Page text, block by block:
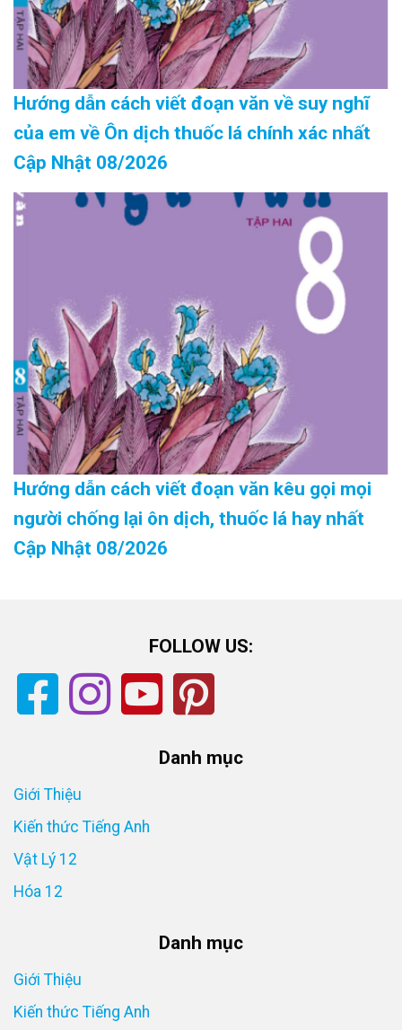
Hướng dẫn cách viết đoạn văn về suy nghĩ
của em về Ôn dịch thuốc lá chính xác nhất
Cập Nhật 08/2026
Hướng dẫn cách viết đoạn văn kêu gọi mọi
người chống lại ôn dịch, thuốc lá hay nhất
Cập Nhật 08/2026
FOLLOW US:
Danh mục
Giới Thiệu
Kiến thức Tiếng Anh
Vật Lý 12
Hóa 12
Danh mục
Giới Thiệu
Kiến thức Tiếng Anh